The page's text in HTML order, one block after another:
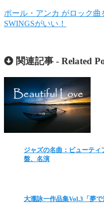
ポール・アンカ がロック
SWINGSがいい！
関連記事 - Related
ジャズの名曲：ビューテ
盤、名演
大瀧詠一作品集Vol.3「夢